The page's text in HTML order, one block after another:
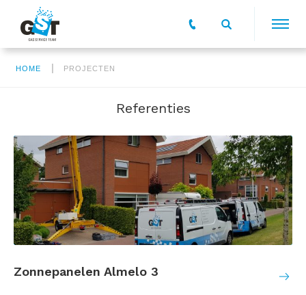
HOME | PROJECTEN
Referenties
Zonnepanelen Almelo 3